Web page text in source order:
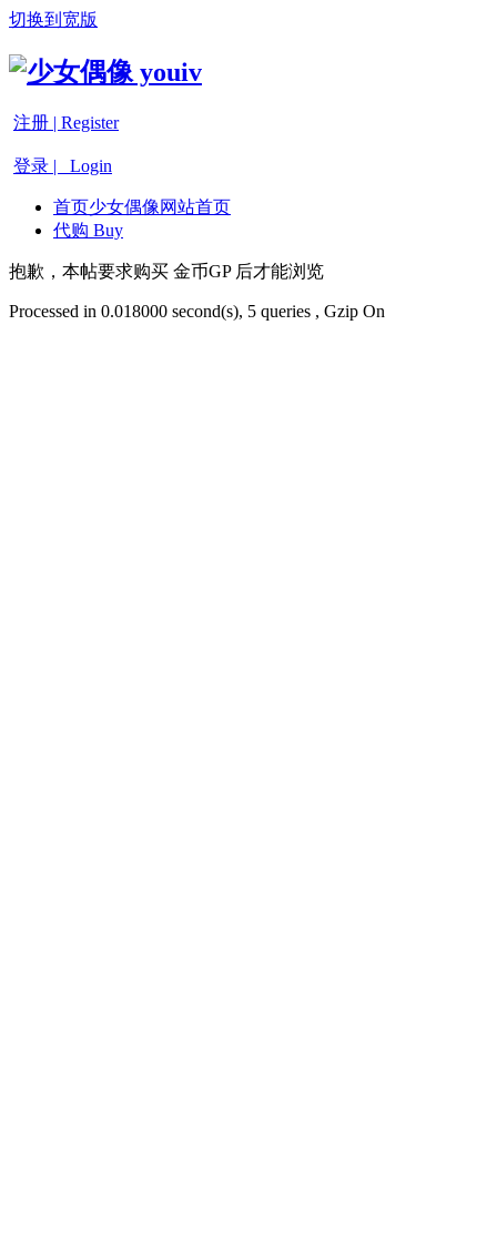
切换到宽版
注册 | Register
登录 | Login
首页少女偶像网站首页
代购 Buy
抱歉，本帖要求购买 金币GP 后才能浏览
Processed in 0.018000 second(s), 5 queries , Gzip On